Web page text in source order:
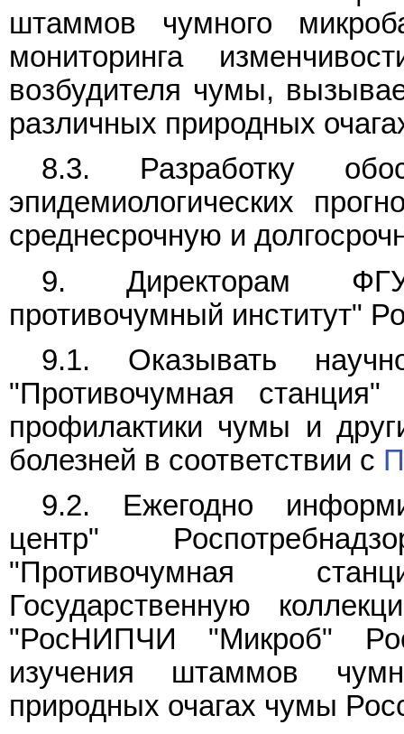
штаммов чумного
мониторинга
возбудителя чумы,
различных природных
8.3. Разработку
эпидемиологических
среднесрочную и
9. Директорам ФГУЗ
противочумный институт"
9.1. Оказывать
"Противочумная
профилактики чумы и
болезней в соответствии с
9.2. Ежегодно
центр"
"Противочумная
Государственную
"РосНИПЧИ "Микроб"
изучения штаммов
природных очагах чумы